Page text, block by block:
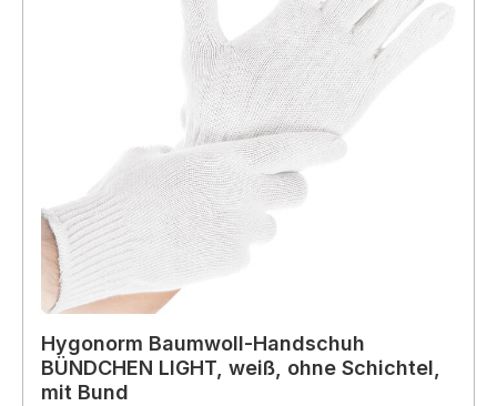
Hygonorm Baumwoll-Handschuh
BÜNDCHEN LIGHT, weiß, ohne Schichtel,
mit Bund